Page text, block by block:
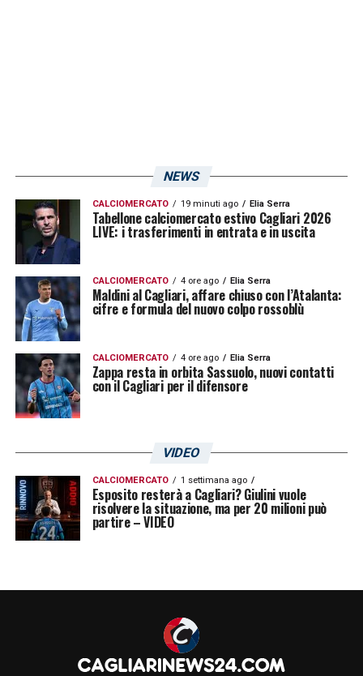
NEWS
CALCIOMERCATO 19 minuti ago Elia Serra
Tabellone calciomercato estivo Cagliari 2026
LIVE: i trasferimenti in entrata e in uscita
CALCIOMERCATO 4 ore ago Elia Serra
Maldini al Cagliari, affare chiuso con l’Atalanta:
cifre e formula del nuovo colpo rossoblù
CALCIOMERCATO 4 ore ago Elia Serra
Zappa resta in orbita Sassuolo, nuovi contatti
con il Cagliari per il difensore
VIDEO
CALCIOMERCATO 1 settimana ago
Esposito resterà a Cagliari? Giulini vuole
risolvere la situazione, ma per 20 milioni può
partire – VIDEO